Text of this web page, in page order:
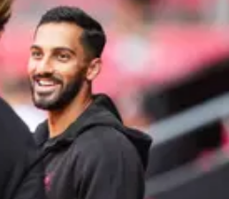
nous 12 février 2024 à 11:41
que l'argent n'achète pas